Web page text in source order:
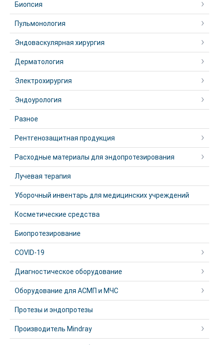
Биопсия
Пульмонология
Эндоваскулярная хирургия
Дерматология
Электрохирургия
Эндоурология
Разное
Рентгенозащитная продукция
Расходные материалы для эндопротезирования
Лучевая терапия
Уборочный инвентарь для медицинских учреждений
Косметические средства
Биопротезирование
COVID-19
Диагностическое оборудование
Оборудование для АСМП и МЧС
Протезы и эндопротезы
Производитель Mindray